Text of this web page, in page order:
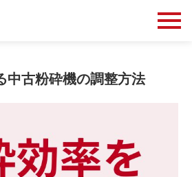
中古粉砕機の調整方法